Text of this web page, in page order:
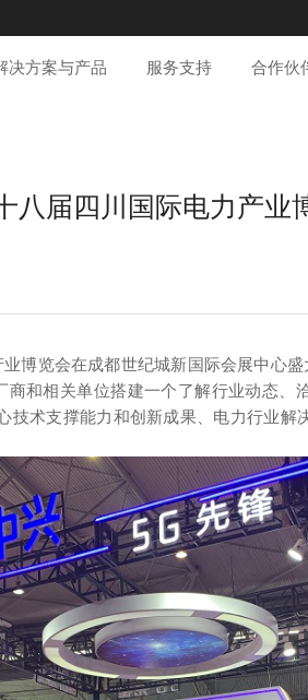
决方案与产品 服务支持 合作伙
八届四川国际电力产业
博览会在成都世纪城新国际会展中心盛
商和相关单位搭建一个了解行业动态、
技术支撑能力和创新成果、电力行业解